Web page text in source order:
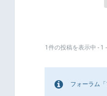
1件の投稿を表示中 - 1
フォーラム